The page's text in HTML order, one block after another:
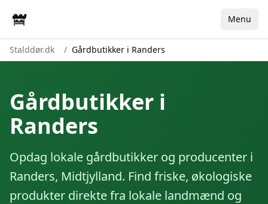
Menu
Stalddør.dk / Gårdbutikker i Randers
Gårdbutikker i
Randers
Opdag lokale gårdbutikker og producenter i
Randers, Midtjylland. Find friske, økologiske
produkter direkte fra lokale landmænd og